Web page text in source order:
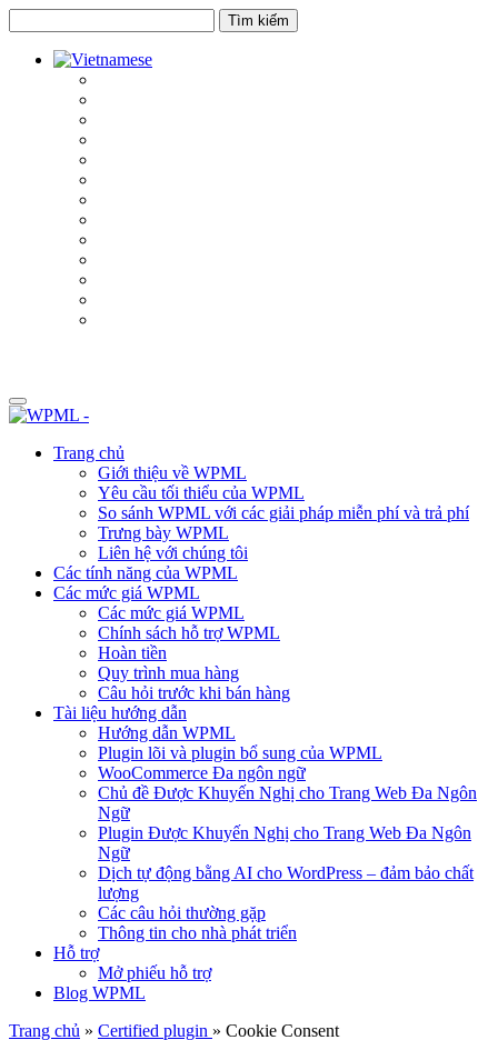
đến
đến
thanh
Trang chủ
Giới thiệu về WPML
Yêu cầu tối thiểu của WPML
So sánh WPML với các giải pháp miễn phí và trả phí
Trưng bày WPML
Liên hệ với chúng tôi
Các tính năng của WPML
Các mức giá WPML
Các mức giá WPML
Chính sách hỗ trợ WPML
Hoàn tiền
Quy trình mua hàng
Câu hỏi trước khi bán hàng
Tài liệu hướng dẫn
Hướng dẫn WPML
Plugin lõi và plugin bổ sung của WPML
WooCommerce Đa ngôn ngữ
Chủ đề Được Khuyến Nghị cho Trang Web Đa Ngôn
Ngữ
Plugin Được Khuyến Nghị cho Trang Web Đa Ngôn
Ngữ
Dịch tự động bằng AI cho WordPress – đảm bảo chất
lượng
Các câu hỏi thường gặp
Thông tin cho nhà phát triển
Hỗ trợ
Mở phiếu hỗ trợ
Blog WPML
Trang chủ » Certified plugin » Cookie Consent